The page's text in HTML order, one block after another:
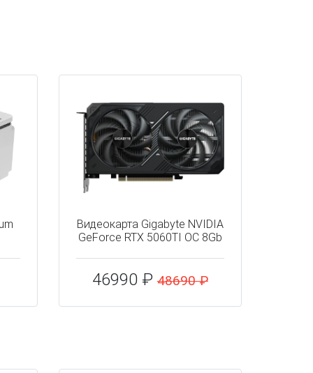
Видеокарта Gigabyte NVIDIA
GeForce RTX 5060TI OC 8Gb
46990 ₽48690 ₽